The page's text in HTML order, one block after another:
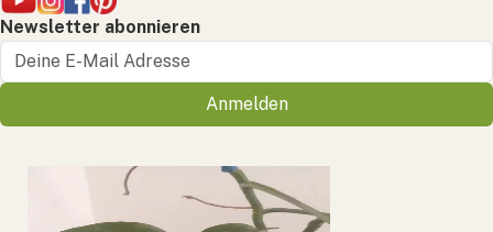
Newsletter abonnieren
Anmelden